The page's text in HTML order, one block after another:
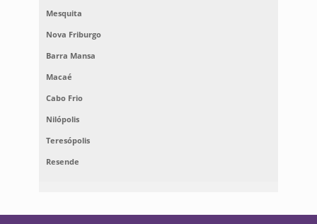
Mesquita
Nova Friburgo
Barra Mansa
Macaé
Cabo Frio
Nilópolis
Teresópolis
Resende